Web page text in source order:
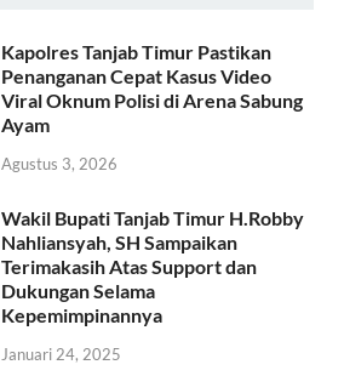
Kapolres Tanjab Timur Pastikan
Penanganan Cepat Kasus Video
Viral Oknum Polisi di Arena Sabung
Ayam
Agustus 3, 2026
Wakil Bupati Tanjab Timur H.Robby
Nahliansyah, SH Sampaikan
Terimakasih Atas Support dan
Dukungan Selama
Kepemimpinannya
Januari 24, 2025